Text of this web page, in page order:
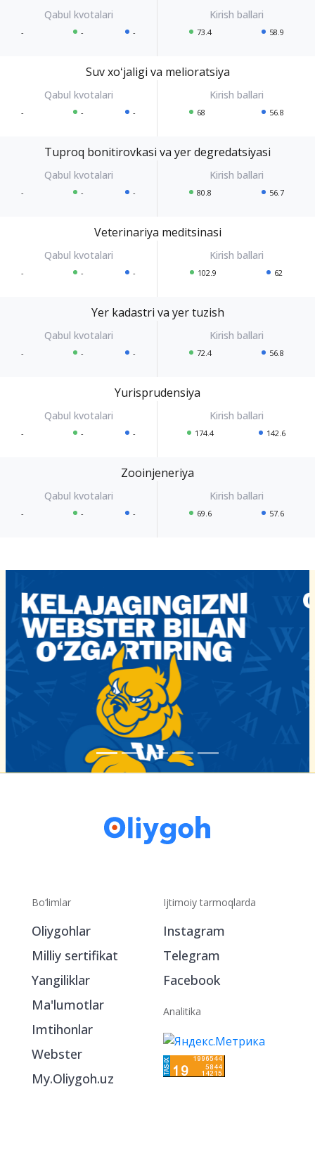
- - - 73.4 58.9
Suv xoʻjaligi va melioratsiya
- - - 68 56.8
Tuproq bonitirovkasi va yer degredatsiyasi
- - - 80.8 56.7
Veterinariya meditsinasi
- - - 102.9 62
Yer kadastri va yer tuzish
- - - 72.4 56.8
Yurisprudensiya
- - - 174.4 142.6
Zooinjeneriya
- - - 69.6 57.6
Bo‘limlar
Oliygohlar
Milliy sertifikat
Yangiliklar
Ma'lumotlar
Imtihonlar
Webster
My.Oliygoh.uz
Ijtimoiy tarmoqlarda
Instagram
Telegram
Facebook
Analitika